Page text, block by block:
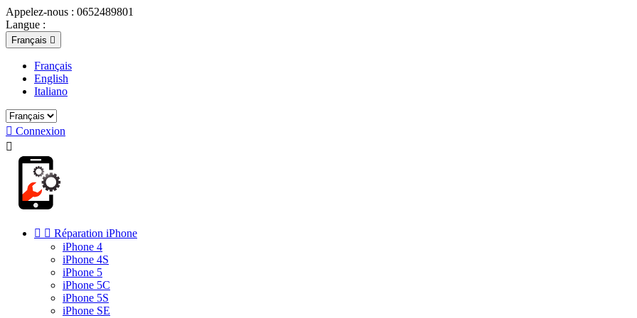
Appelez-nous : 0652489801
Langue :
Français 
Français
English
Italiano
 Connexion

  Réparation iPhone
iPhone 4
iPhone 4S
iPhone 5
iPhone 5C
iPhone 5S
iPhone SE